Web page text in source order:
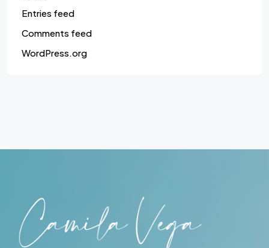
Entries feed
Comments feed
WordPress.org